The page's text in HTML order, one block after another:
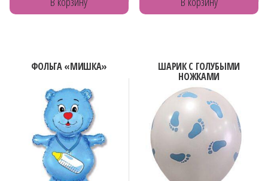
ФОЛЬГА «МИШКА» ШАРИК С ГОЛУБЫМИ
НОЖКАМИ